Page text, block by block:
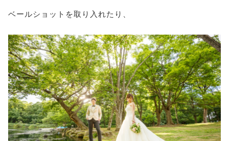
ベールショットを取り入れたり、